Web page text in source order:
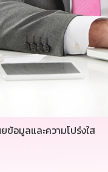
ข้อมูลและความโปร่งใส